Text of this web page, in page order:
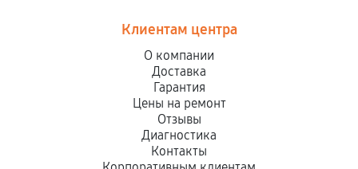
Клиентам центра
О компании
Доставка
Гарантия
Цены на ремонт
Отзывы
Диагностика
Контакты